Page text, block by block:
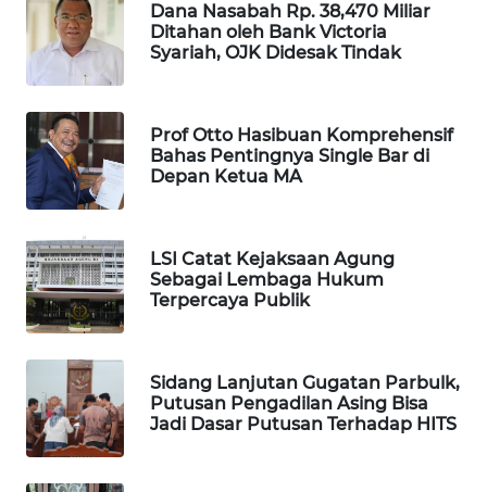
Dana Nasabah Rp. 38,470 Miliar
Ditahan oleh Bank Victoria
Syariah, OJK Didesak Tindak
Prof Otto Hasibuan Komprehensif
Bahas Pentingnya Single Bar di
Depan Ketua MA
LSI Catat Kejaksaan Agung
Sebagai Lembaga Hukum
Terpercaya Publik
Sidang Lanjutan Gugatan Parbulk,
Putusan Pengadilan Asing Bisa
Jadi Dasar Putusan Terhadap HITS
WAHANA
INFRASTRUKTUR
WAHANA
KONSUMEN
WAHANA
WAHANA
TRAVEL
WAHANA
TV
WAHANANEWS